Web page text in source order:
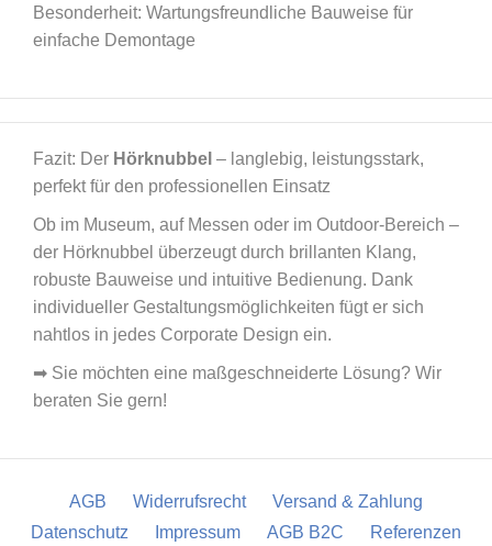
Besonderheit: Wartungsfreundliche Bauweise für
einfache Demontage
Fazit: Der Hörknubbel – langlebig, leistungsstark,
perfekt für den professionellen Einsatz
Ob im Museum, auf Messen oder im Outdoor-Bereich –
der Hörknubbel überzeugt durch brillanten Klang,
robuste Bauweise und intuitive Bedienung. Dank
individueller Gestaltungsmöglichkeiten fügt er sich
nahtlos in jedes Corporate Design ein.
➡ Sie möchten eine maßgeschneiderte Lösung? Wir
beraten Sie gern!
AGB Widerrufsrecht
Versand & Zahlung
Datenschutz
Impressum AGB B2C Referenzen